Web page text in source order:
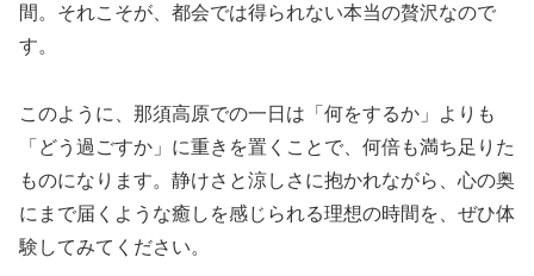
間。それこそが、都会では得られない本当の贅沢なので
す。
このように、那須高原での一日は「何をするか」よりも
「どう過ごすか」に重きを置くことで、何倍も満ち足りた
ものになります。静けさと涼しさに抱かれながら、心の奥
にまで届くような癒しを感じられる理想の時間を、ぜひ体
験してみてください。